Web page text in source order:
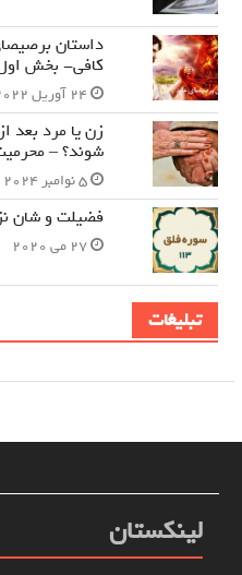
داستان
کافی- بخش
24 آوریل 2022
زن یا مرد بعد
شوند؟ –
5 نوامبر 2024
فضیلت و شان
27 می 2020
تبلیغات
لینکستان